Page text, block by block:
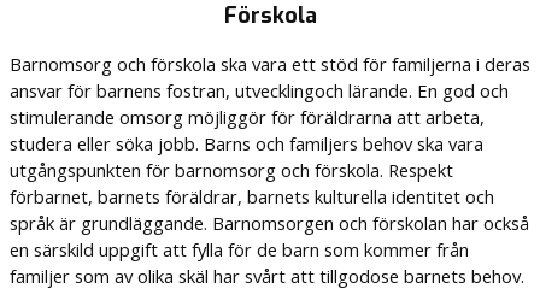
Förskola
Barnomsorg och förskola ska vara ett stöd för familjerna i deras
ansvar för barnens fostran, utvecklingoch lärande. En god och
stimulerande omsorg möjliggör för föräldrarna att arbeta,
studera eller söka jobb. Barns och familjers behov ska vara
utgångspunkten för barnomsorg och förskola. Respekt
förbarnet, barnets föräldrar, barnets kulturella identitet och
språk är grundläggande. Barnomsorgen och förskolan har också
en särskild uppgift att fylla för de barn som kommer från
familjer som av olika skäl har svårt att tillgodose barnets behov.